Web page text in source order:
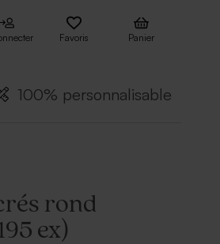
Favoris Panier
100% personnalisable
rond
ex)